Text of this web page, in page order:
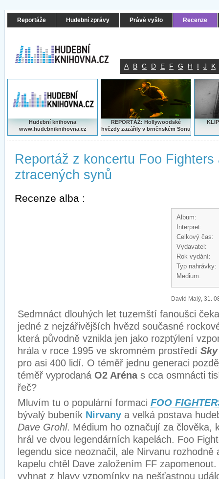
Reportáže Hudební zprávy Právě vyšlo Recenze
A B C D E F G H I J K
Hudební knihovna
www.hudebniknihovna.cz
REPORTÁŽ: Hollywoodské
hvězdy zazářily v brněnském Sonu
Reportáž z koncertu Foo Fighters
ztracených synů
Recenze alba :
Album:
Interpret:
Celkový čas:
Vydavatel:
Rok vydání:
Typ nahrávky:
Medium:
David Malý, 31.
Sedmnáct dlouhých let tuzemští fanoušci
jedné z nejzářivějších hvězd současné
která původně vznikla jen jako rozptýlení
hrála v roce 1995 ve skromném prostředí
pro asi 400 lidí. O téměř jednu generaci
téměř vyprodaná O2 Arénas cca osmnácti
řeč?
Mluvím tu o populární formaci FOO
bývalý bubeník Nirvany a velká postava
Dave Grohl. Médium ho označují za člověka,
hrál ve dvou legendárních kapelách. Foo
legendu sice neoznačil, ale Nirvanu
kapelu chtěl Dave založením FF
vyhnat z hlavy vzpomínky na nešťastnou